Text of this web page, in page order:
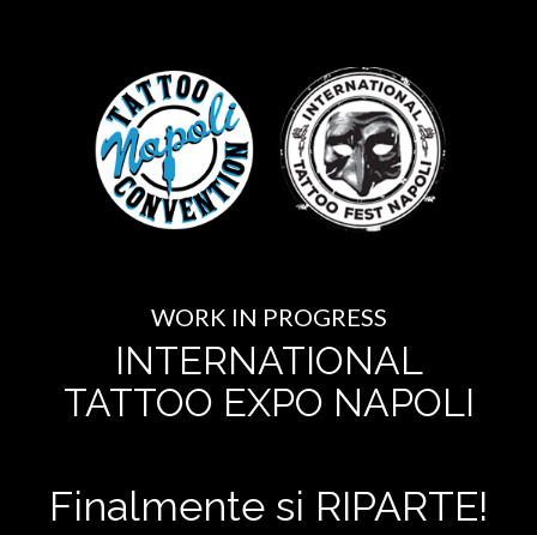
WORK IN PROGRESS
INTERNATIONAL
TATTOO EXPO NAPOLI
Finalmente si RIPARTE!